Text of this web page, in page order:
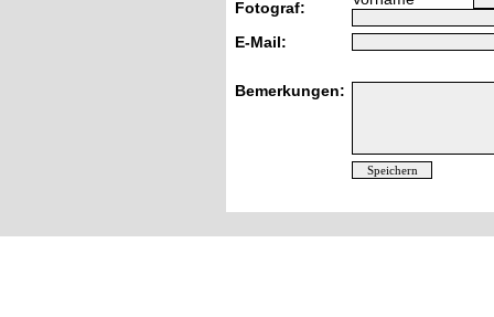
Fotograf:
E-Mail:
Bemerkungen: